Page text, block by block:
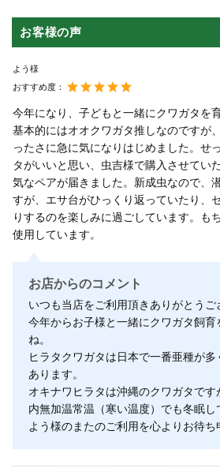
お客様の声
よう様
おすすめ度：
今年になり、子どもと一緒にクワガタを
基本的にはオオクワガタ推しなのですが
ったさに急に気になりはじめました。せ
タがいいと思い、虫吉様で購入させてい
気なペアが届きました。新成虫なので、
すが、エサ台がひっくり返っていたり、
りするのを楽しみに過ごしています。も
使用しています。
お店からのコメント
いつも当店をご利用頂きありがとうご
今年からお子様と一緒にクワガタ飼育
ね。
ヒラタクワガタは日本で一番亜種が多
あります。
オキナワヒラタは沖縄のクワガタです
内無加温常温（寒い温度）でも冬眠し
よう様のまたのご利用を心よりお待ち